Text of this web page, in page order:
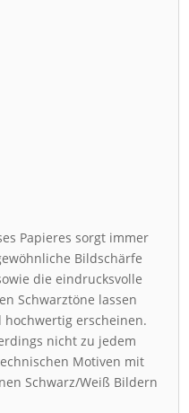
Papieres sorgt immer
Bildschärfe
die eindrucksvolle
Schwarztöne lassen
erscheinen.
nicht zu jedem
Motiven mit
Schwarz/Weiß Bildern